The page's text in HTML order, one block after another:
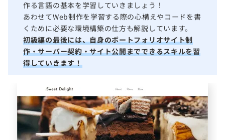
作る言語の基本を学習していきましょう！
あわせてWeb制作を学習する際の心構えやコードを書
くために必要な環境構築の仕方も解説しています。
初級編の最後には、自身のポートフォリオサイト制
作・サーバー契約・サイト公開までできるスキルを習
得していきます！